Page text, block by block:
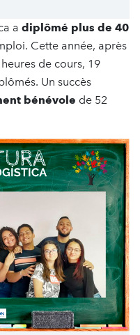
a diplômé plus de 40
Cette année, après
de cours, 19
Un succès
bénévole de 52